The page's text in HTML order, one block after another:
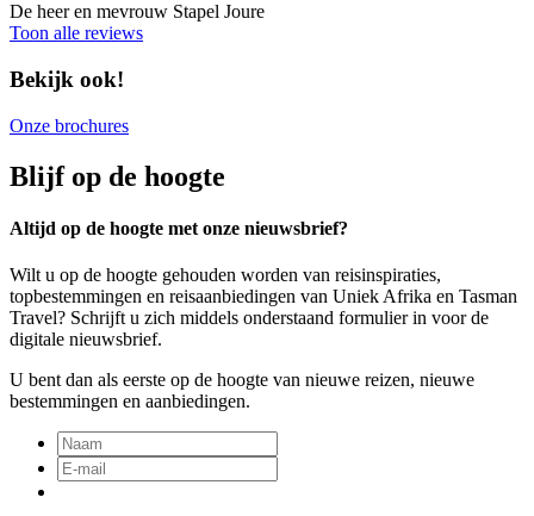
De heer en mevrouw Stapel Joure
Toon alle reviews
Bekijk ook!
Onze brochures
Blijf op de hoogte
Altijd op de hoogte met onze nieuwsbrief?
Wilt u op de hoogte gehouden worden van reisinspiraties,
topbestemmingen en reisaanbiedingen van Uniek Afrika en Tasman
Travel? Schrijft u zich middels onderstaand formulier in voor de
digitale nieuwsbrief.
U bent dan als eerste op de hoogte van nieuwe reizen, nieuwe
bestemmingen en aanbiedingen.